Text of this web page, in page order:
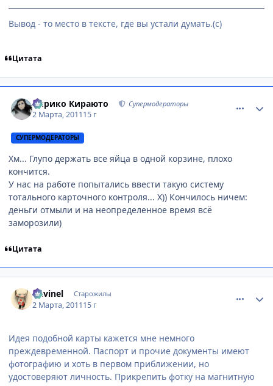
Вывод - то место в тексте, где вы устали думать.(с)
Цитата
Кирико Кираюто Супермодераторы
2 Марта, 201115 г
СУПЕРМОДЕРАТОРЫ
Хм... Глупо держать все яйца в одной корзине, плохо
кончится.
У нас на работе попытались ввести такую систему
тотального карточного контроля... Х)) Кончилось ничем:
деньги отмыли и на неопределенное время всё
заморозили)
Цитата
Davinel Старожилы
2 Марта, 201115 г
Идея подобной карты кажется мне немного
преждевременной. Паспорт и прочие документы имеют
фотографию и хоть в первом приближении, но
удостоверяют личность. Прикрепить фотку на магнитную